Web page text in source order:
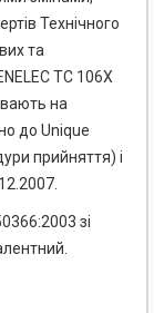
Технічного
та
ТС 106Х
на
до Unique
прийняття) і
зі